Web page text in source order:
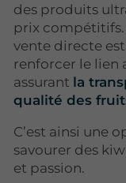
des produits
prix
vente directe
renforcer le lien
assurant la
qualité des
C’est ainsi une
savourer des
et passion.